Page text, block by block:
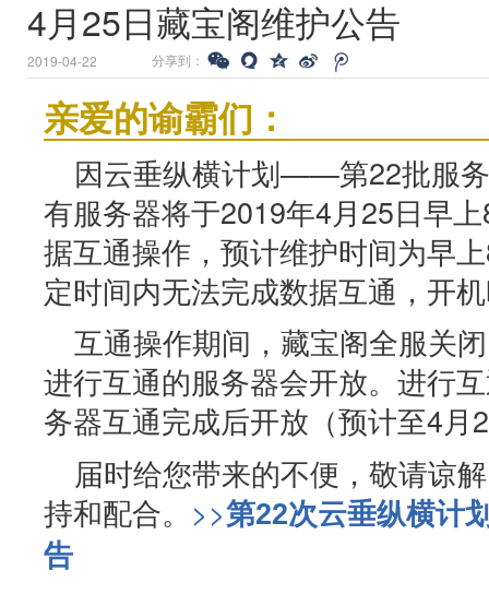
4月25日藏宝阁维护公告
2019-04-22 分享到：
亲爱的谕霸们：
因云垂纵横计划——第22批服
有服务器将于2019年4月25日早
据互通操作，预计维护时间为早
定时间内无法完成数据互通，开
互通操作期间，藏宝阁全服关
进行互通的服务器会开放。进行
务器互通完成后开放（预计至4月
届时给您带来的不便，敬请谅
持和配合。 >>第22次云垂纵横计
告